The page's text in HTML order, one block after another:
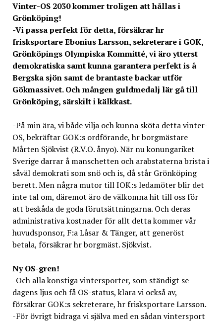
Vinter-OS 2030 kommer troligen att hållas i
Grönköping!
-Vi passa perfekt för detta, försäkrar hr
frisksportare Ebonius Larsson, sekreterare i GOK,
Grönköpings Olympiska Kommitté, vi äro ytterst
demokratiska samt kunna garantera perfekt is å
Bergska sjön samt de brantaste backar utför
Gökmassivet. Och mången guldmedalj lär gå till
Grönköping, särskilt i kälkkast.
-På min ära, vi både vilja och kunna sköta detta vinter-
OS, bekräftar GOK:s ordförande, hr borgmästare
Mårten Sjökvist (R.V.O. ånyo). När nu konungariket
Sverige darrar å manschetten och arabstaterna brista i
såväl demokrati som snö och is, då står Grönköping
berett. Men några mutor till IOK:s ledamöter blir det
inte tal om, däremot äro de välkomna hit till oss för
att beskåda de goda förutsättningarna. Och deras
administrativa kostnader för allt detta kommer vår
huvudsponsor, F:a Låsar & Tänger, att generöst
betala, försäkrar hr borgmäst. Sjökvist.
Ny OS-gren!
-Och alla konstiga vintersporter, som ständigt se
dagens ljus och få OS-status, klara vi också av,
försäkrar GOK:s sekreterare, hr frisksportare Larsson.
-För övrigt bidraga vi själva med en sådan vintersport